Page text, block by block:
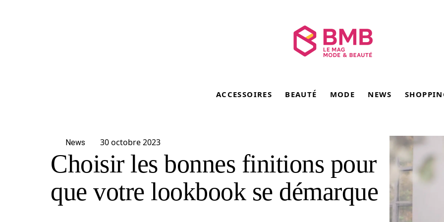
ACCESSOIRES BEAUTÉ MODE NEWS
News 30 octobre 2023
Choisir les bonnes finitions pour
que votre lookbook se démarque